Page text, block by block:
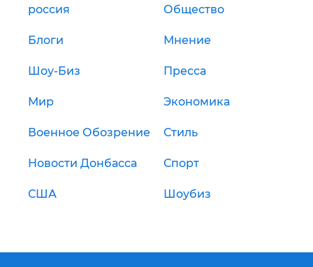
россия Общество
Блоги Мнение
Шоу-Биз Пресса
Мир Экономика
Военное Обозрение Стиль
Новости Донбасса Спорт
США Шоубиз